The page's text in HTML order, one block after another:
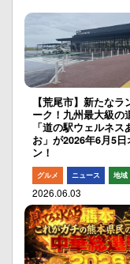
【荒尾市】新たなラ
ーク！九州最大級の
「道の駅ウェルネス
お」が2026年6月5
ン！
グルメ ニュース 地域
2026.06.03